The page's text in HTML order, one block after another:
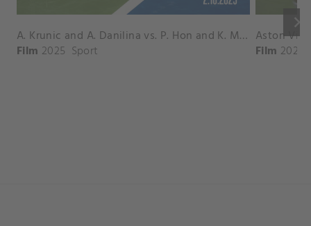
keyboard_arrow_right
A. Krunic and A. Danilina vs. P. Hon and K. Muchova Match Highlights - BEIJING_Capital Group Diamond ( October 02, 2025)
Film 2025 Sport Film 2026